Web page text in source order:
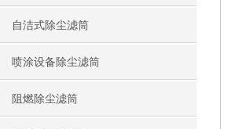
自洁式除尘滤筒
喷涂设备除尘滤筒
阻燃除尘滤筒